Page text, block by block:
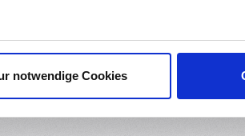
notwendige Cookies
über eine kurze Entfernung zu